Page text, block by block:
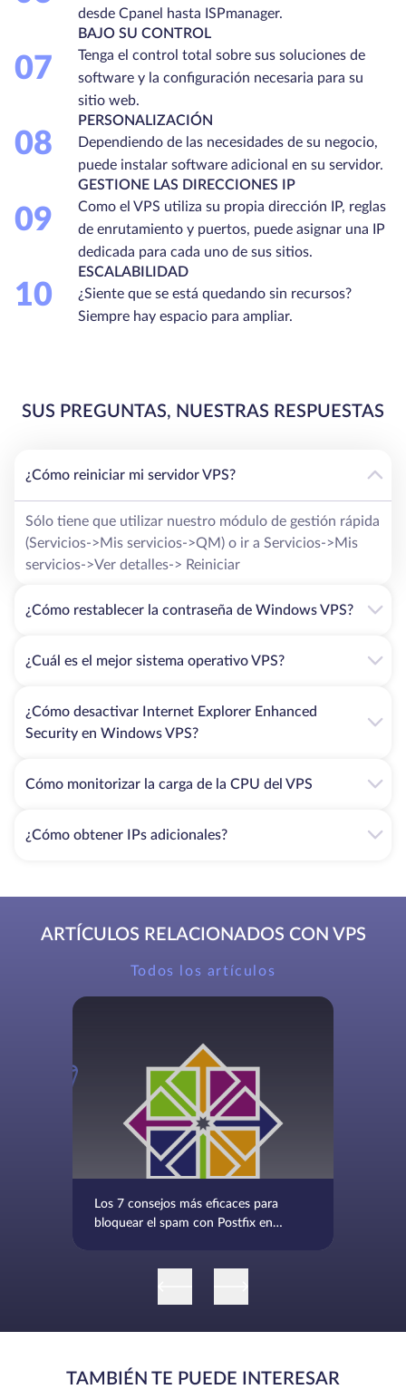
desde Cpanel hasta ISPmanager.
07
BAJO SU CONTROL
Tenga el control total sobre sus soluciones de
software y la configuración necesaria para su
sitio web.
08
PERSONALIZACIÓN
Dependiendo de las necesidades de su negocio,
puede instalar software adicional en su servidor.
09
GESTIONE LAS DIRECCIONES IP
Como el VPS utiliza su propia dirección IP, reglas
de enrutamiento y puertos, puede asignar una IP
dedicada para cada uno de sus sitios.
10
ESCALABILIDAD
¿Siente que se está quedando sin recursos?
Siempre hay espacio para ampliar.
SUS PREGUNTAS, NUESTRAS RESPUESTAS
¿Cómo reiniciar mi servidor VPS?
Sólo tiene que utilizar nuestro módulo de gestión rápida
(Servicios->Mis servicios->QM) o ir a Servicios->Mis
servicios->Ver detalles-> Reiniciar
¿Cómo restablecer la contraseña de Windows VPS?
¿Cuál es el mejor sistema operativo VPS?
¿Cómo desactivar Internet Explorer Enhanced
Security en Windows VPS?
Cómo monitorizar la carga de la CPU del VPS
¿Cómo obtener IPs adicionales?
ARTÍCULOS RELACIONADOS CON VPS
Todos los artículos
Los 7 consejos más eficaces para
bloquear el spam con Postfix en
TAMBIÉN TE PUEDE INTERESAR